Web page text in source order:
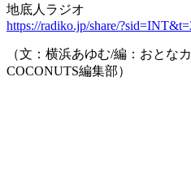
地底人ラジオ
https://radiko.jp/share/
（文：横浜あゆむ/編：おとな
COCONUTS編集部）